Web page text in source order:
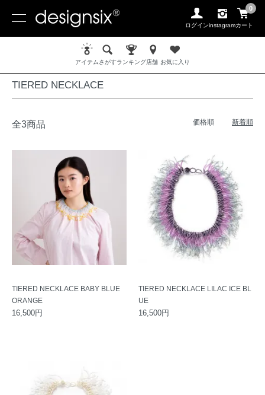
ログインinstagram
0
カート
アイテムさがすランキング店舗 お気に入り
NECKLACE / ネックレス TIERED NECKLACE
TIERED NECKLACE
全3商品 価格順 新着順
TIERED NECKLACE BABY BLUE
ORANGE
16,500円
TIERED NECKLACE LILAC ICE BL
UE
16,500円